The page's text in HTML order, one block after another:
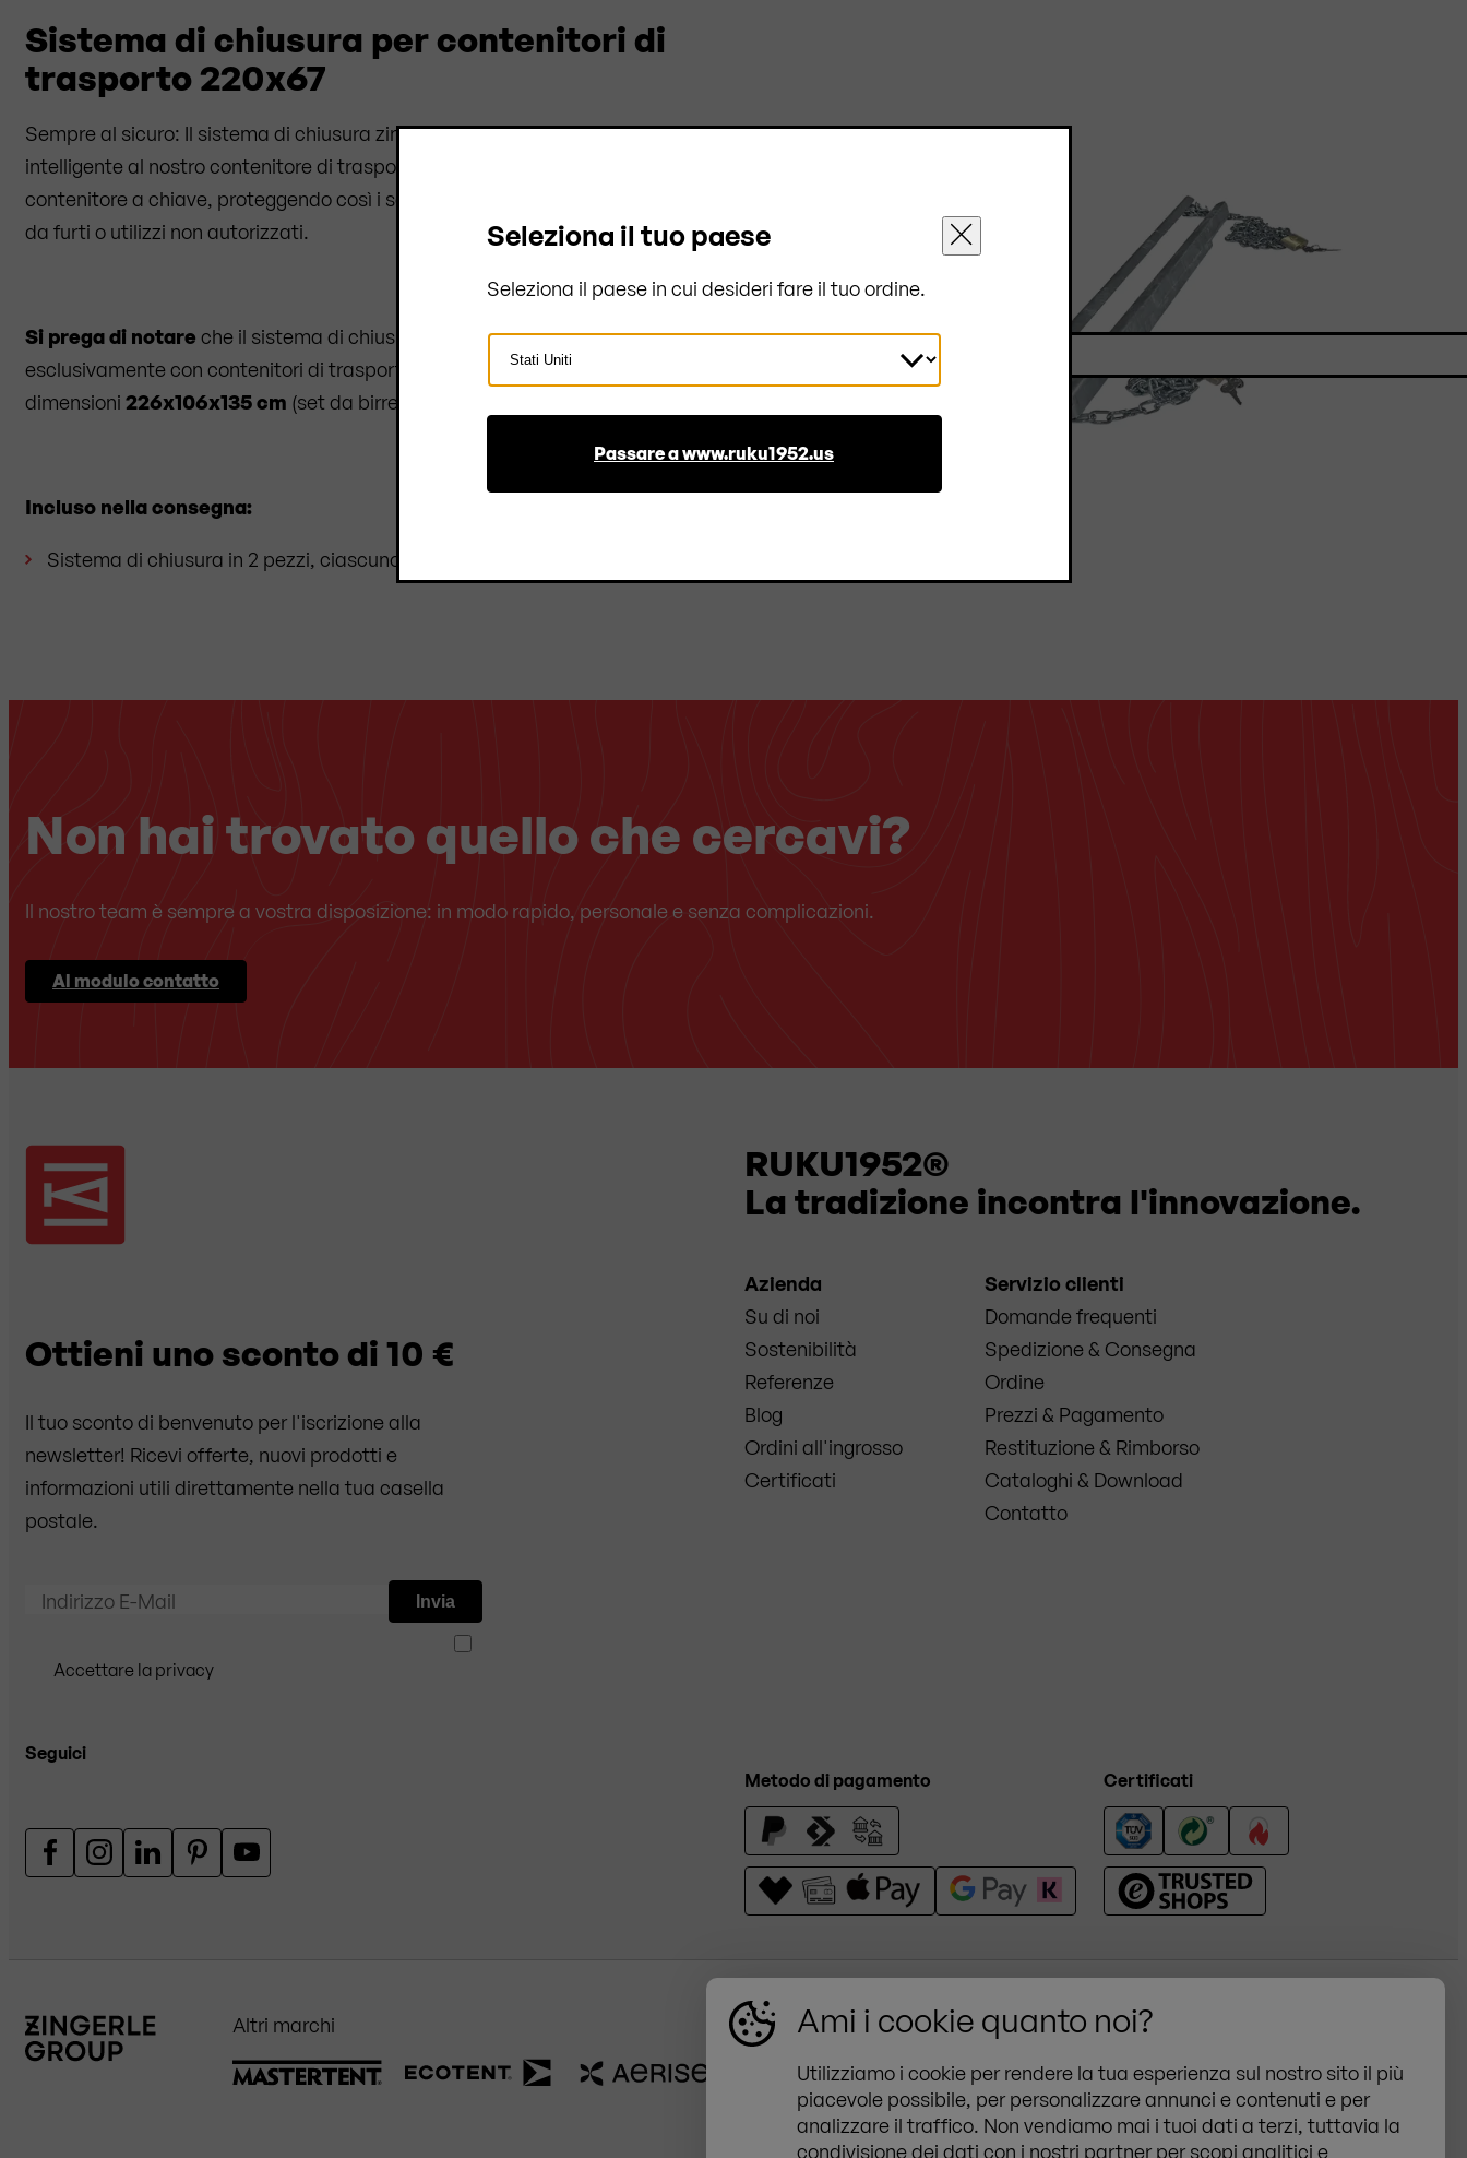
Ami i cookie quanto noi?
Utilizziamo i cookie per rendere la tua esperienza sul nostro sito il più
piacevole possibile, per personalizzare annunci e contenuti e per
analizzare il traffico. Non vendiamo mai i tuoi dati a terzi, tuttavia la
condivisione dei dati con i nostri partner per scopi analitici e
Sistema di chiusura per contenitori di
trasporto 220x67
Sempre al sicuro: Il sistema di chiusura zincato a caldo è un complemento
intelligente al nostro contenitore di trasporto. Permette di chiudere il
contenitore a chiave, proteggendo così i set da birreria contenuti all’interno
da furti o utilizzi non autorizzati.
Si prega di notare che il sistema di chiusura può essere utilizzato
esclusivamente con contenitori di trasporto delle
dimensioni 226x106x135cm (set da birreria con tavoli larghi 67 cm).
Incluso nella consegna:
Sistema di chiusura in 2 pezzi, ciascuno con 1 lucchetto e 2 chiavi
Non hai trovato quello che cercavi?
Il nostro team è sempre a vostra disposizione: in modo rapido, personale e senza complicazioni.
Al modulo contatto
Ottieni uno sconto di 10 €
Il tuo sconto di benvenuto per l'iscrizione alla
newsletter! Ricevi offerte, nuovi prodotti e
informazioni utili direttamente nella tua casella
postale.
Indirizzo E-Mail
Accettare la privacy
Invia
RUKU1952®
La tradizione incontra l'innovazione.
Azienda
Su di noi
Sostenibilità
Referenze
Blog
Ordini all'ingrosso
Certificati
Servizio clienti
Domande frequenti
Spedizione & Consegna
Ordine
Prezzi & Pagamento
Restituzione & Rimborso
Cataloghi & Download
Contatto
Seguici
Metodo di pagamento
Certificati
Altri marchi
ZINGERLE GROUP SpA
Via Val Pusteria 2, 39040 Naz-Sciaves (BZ)
+39 0472 977 100
global@zingerle.group
Privacy
Cookies
Note legali
Seleziona il tuo paese
Seleziona il paese in cui desideri fare il tuo ordine.
Seleziona
Paese
Passare a www.ruku1952.us